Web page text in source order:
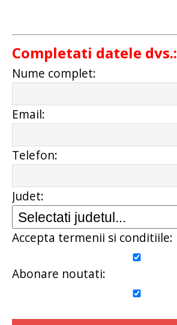
Completati datele dvs.:
Nume complet:
Email:
Telefon:
Judet:
Accepta termenii si conditiile:
Abonare noutati: